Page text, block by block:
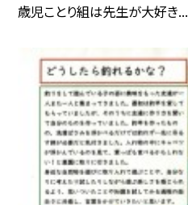
歳児ことり組は先生が大好き...